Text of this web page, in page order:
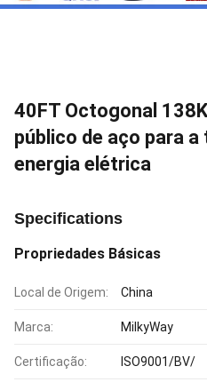
40FT Octogonal
público de aço para
energia elétrica
Specifications
Propriedades Básicas
Local de Origem: China
Marca: MilkyWay
Certificação: ISO9001/BV/